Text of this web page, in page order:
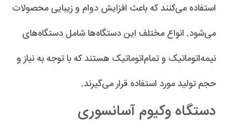
استفاده می‌کنند که باعث افزایش دوام و زیبایی محصولات
می‌شود. انواع مختلف این دستگاه‌ها شامل دستگاه‌های
نیمه‌اتوماتیک و تمام‌اتوماتیک هستند که با توجه به نیاز و
حجم تولید مورد استفاده قرار می‌گیرند.
دستگاه‌ وکیوم آسانسوری